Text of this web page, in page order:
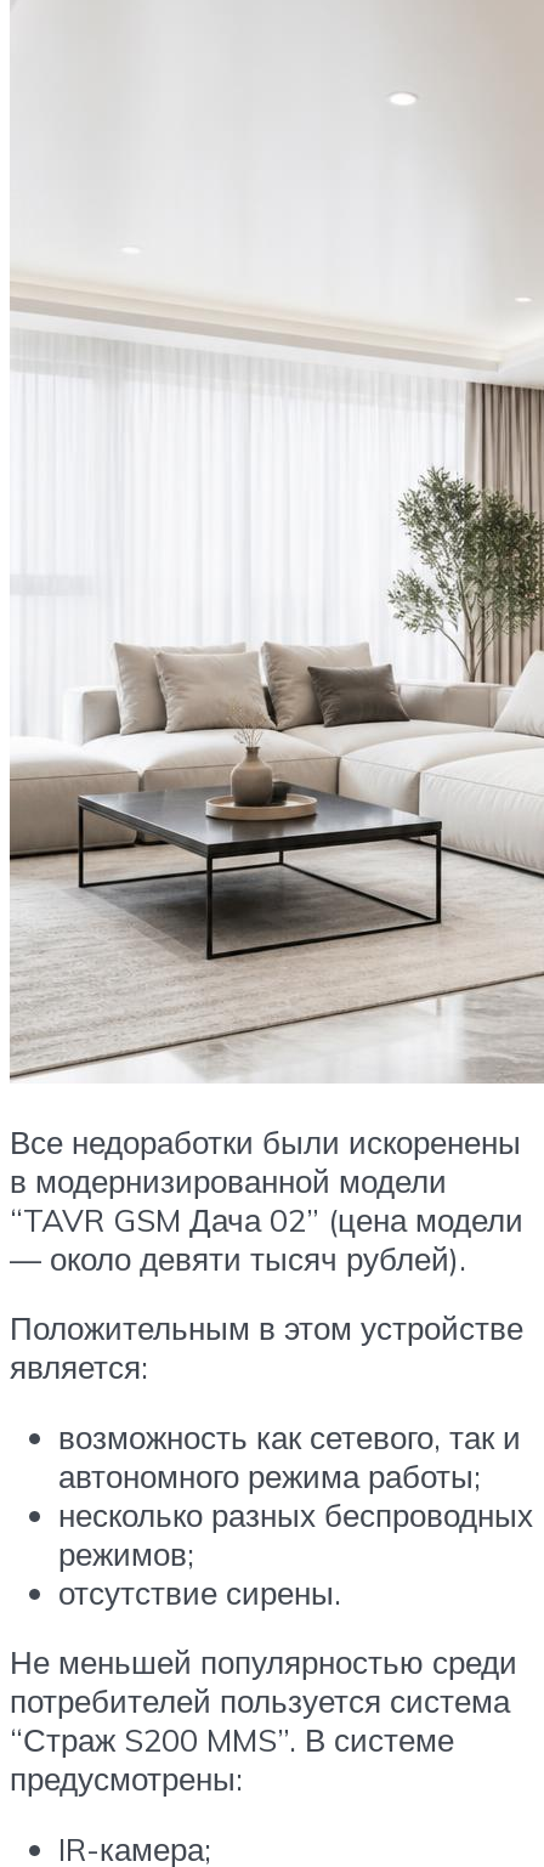
Все недоработки были искоренены
в модернизированной модели
“TAVR GSM Дача 02” (цена модели
— около девяти тысяч рублей).
Положительным в этом устройстве
является:
возможность как сетевого, так и
автономного режима работы;
несколько разных беспроводных
режимов;
отсутствие сирены.
Не меньшей популярностью среди
потребителей пользуется система
“Страж S200 MMS”. В системе
предусмотрены:
IR-камера;